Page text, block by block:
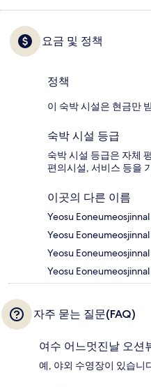
요금 및 정책
정책
이 숙박 시설은 현금만
숙박 시설 등급
숙박 시설 등급은 자체
편의시설, 서비스 등을
이곳의 다른 이름
Yeosu Eoneumeosjinnal
Yeosu
Yeosu
Yeosu
자주 묻는 질문(FAQ)
여수 어느멋진날 오션
예, 야외 수영장이 있습니